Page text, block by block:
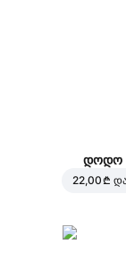
დოდო
22,00 ₾